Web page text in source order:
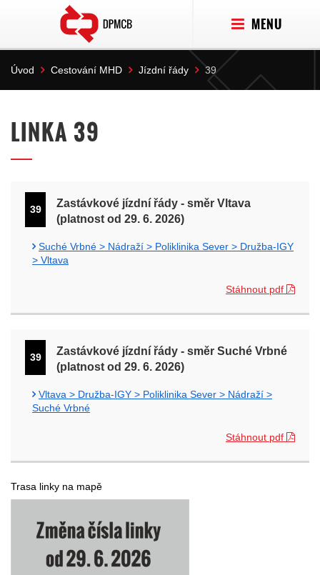
MENU
Úvod Cestování MHD Jízdní řády 39
LINKA 39
39
Zastávkové jízdní řády - směr Vltava
(platnost od 29. 6. 2026)
Suché Vrbné > Nádraží > Poliklinika Sever > Družba-IGY
> Vltava
Stáhnout pdf
39
Zastávkové jízdní řády - směr Suché Vrbné
(platnost od 29. 6. 2026)
Vltava > Družba-IGY > Poliklinika Sever > Nádraží >
Suché Vrbné
Stáhnout pdf
Trasa linky na mapě